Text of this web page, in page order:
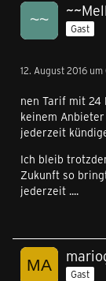
Gast
12. August 2016 um
nen Tarif mit 24
keinem
jederzeit
Ich bleib
Zukunft so
jederzeit ....
Gast